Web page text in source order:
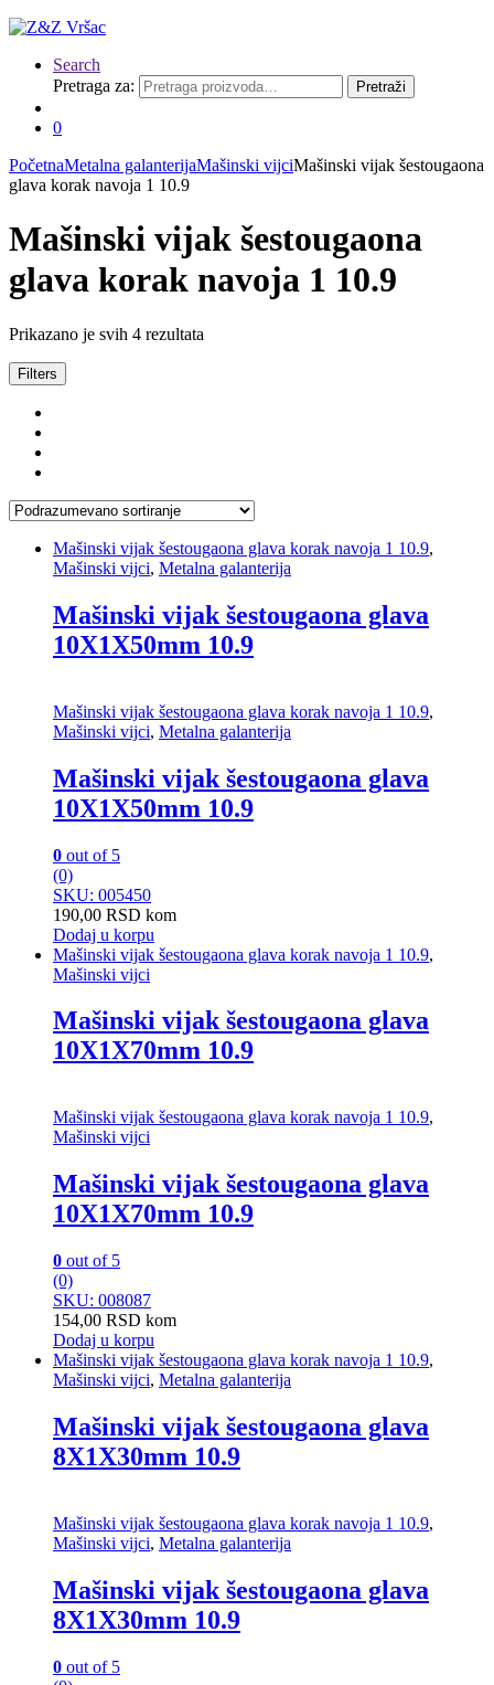
Search
Pretraga za:
Pretraži
0
PočetnaMetalna galanterijaMašinski vijciMašinski vijak šestougaona
glava korak navoja 1 10.9
Mašinski vijak šestougaona
glava korak navoja 1 10.9
Prikazano je svih 4 rezultata
Filters
Mašinski vijak šestougaona glava korak navoja 1 10.9,
Mašinski vijci, Metalna galanterija
Mašinski vijak šestougaona glava
10X1X50mm 10.9
Mašinski vijak šestougaona glava korak navoja 1 10.9,
Mašinski vijci, Metalna galanterija
Mašinski vijak šestougaona glava
10X1X50mm 10.9
0 out of 5
(0)
SKU: 005450
190,00 RSD kom
Dodaj u korpu
Mašinski vijak šestougaona glava korak navoja 1 10.9,
Mašinski vijci
Mašinski vijak šestougaona glava
10X1X70mm 10.9
Mašinski vijak šestougaona glava korak navoja 1 10.9,
Mašinski vijci
Mašinski vijak šestougaona glava
10X1X70mm 10.9
0 out of 5
(0)
SKU: 008087
154,00 RSD kom
Dodaj u korpu
Mašinski vijak šestougaona glava korak navoja 1 10.9,
Mašinski vijci, Metalna galanterija
Mašinski vijak šestougaona glava
8X1X30mm 10.9
Mašinski vijak šestougaona glava korak navoja 1 10.9,
Mašinski vijci, Metalna galanterija
Mašinski vijak šestougaona glava
8X1X30mm 10.9
0 out of 5